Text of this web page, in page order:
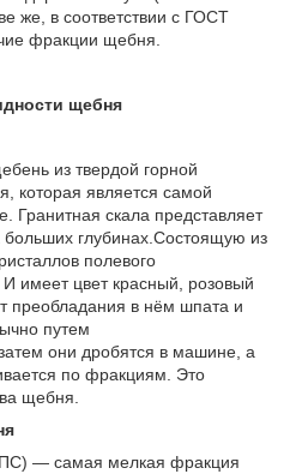
же, в соответствии с ГОСТ
фракции щебня.
щебня
из твердой горной
которая является самой
Гранитная скала представляет
глубинах.Состоящую из
полевого
имеет цвет красный, розовый
преобладания в нём шпата и
путем
они дробятся в машине, а
по фракциям. Это
щебня.
— самая мелкая фракция